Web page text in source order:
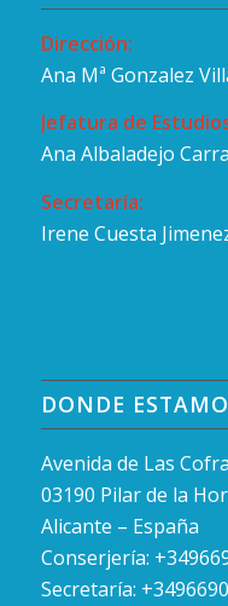
Dirección:
Ana Mª Gonzalez
Jefatura de
Ana Albaladejo
Secretaría:
Irene Cuesta
DONDE
Avenida de Las
03190 Pilar de la
Alicante – España
Conserjería:
Secretaría: